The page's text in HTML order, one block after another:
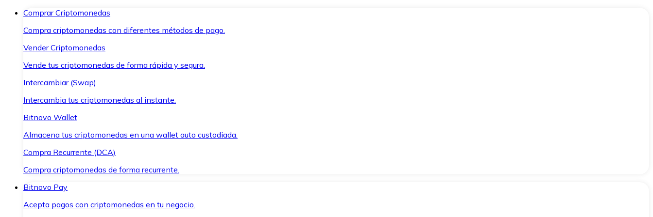
Comprar Criptomonedas
Compra criptomonedas con diferentes métodos de pago.
Vender Criptomonedas
Vende tus criptomonedas de forma rápida y segura.
Intercambiar (Swap)
Intercambia tus criptomonedas al instante.
Bitnovo Wallet
Almacena tus criptomonedas en una wallet auto custodiada.
Compra Recurrente (DCA)
Compra criptomonedas de forma recurrente.
Bitnovo Pay
Acepta pagos con criptomonedas en tu negocio.